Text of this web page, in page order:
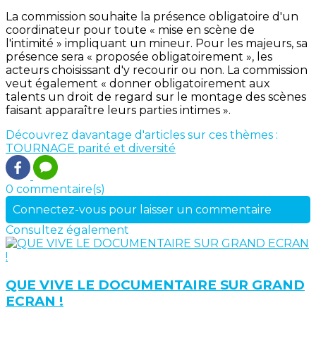
La commission souhaite la présence obligatoire d'un
coordinateur pour toute « mise en scène de
l'intimité » impliquant un mineur. Pour les majeurs, sa
présence sera « proposée obligatoirement », les
acteurs choisissant d'y recourir ou non. La commission
veut également « donner obligatoirement aux
talents un droit de regard sur le montage des scènes
faisant apparaître leurs parties intimes ».
Découvrez davantage d'articles sur ces thèmes :
TOURNAGE parité et diversité
0 commentaire(s)
Connectez-vous pour laisser un commentaire
Consultez également
QUE VIVE LE DOCUMENTAIRE SUR GRAND
ECRAN !